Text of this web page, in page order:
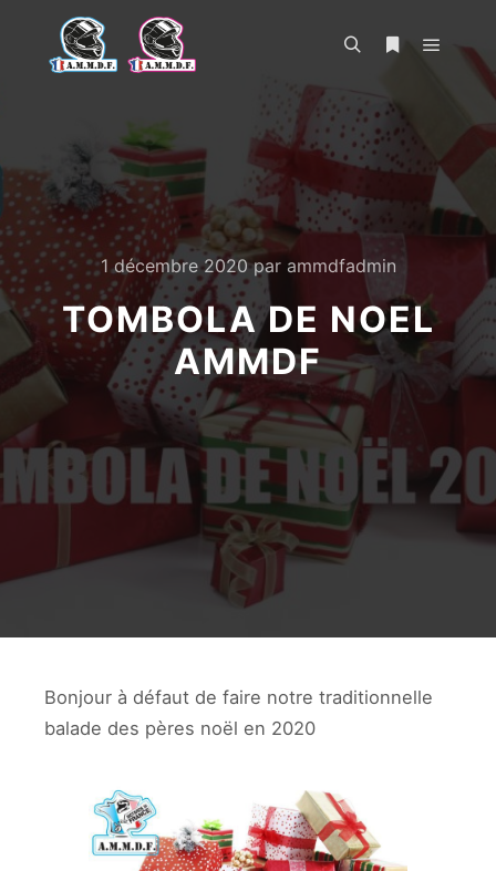
Menu
1 décembre 2020par ammdfadmin
TOMBOLA DE NOEL
AMMDF
Bonjour à défaut de faire notre traditionnelle
balade des pères noël en 2020